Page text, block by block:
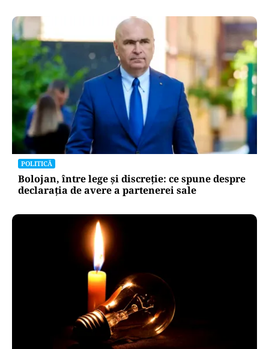
POLITICĂ
Bolojan, între lege și discreție: ce spune despre
declarația de avere a partenerei sale